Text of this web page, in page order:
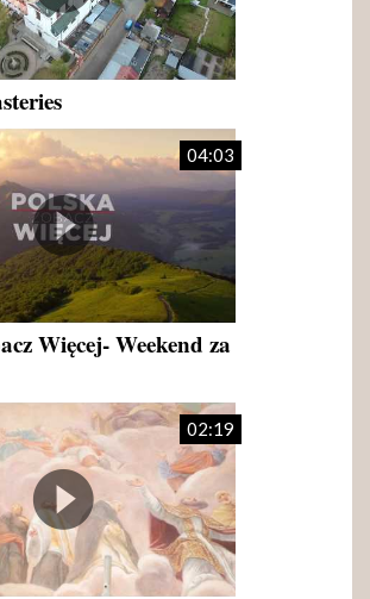
04:03
Więcej- Weekend za
02:19